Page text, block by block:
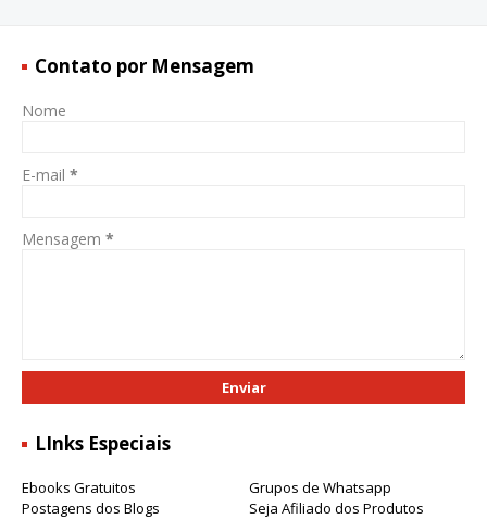
Contato por Mensagem
Nome
E-mail *
Mensagem *
LInks Especiais
Ebooks Gratuitos
Grupos de Whatsapp
Postagens dos Blogs
Seja Afiliado dos Produtos